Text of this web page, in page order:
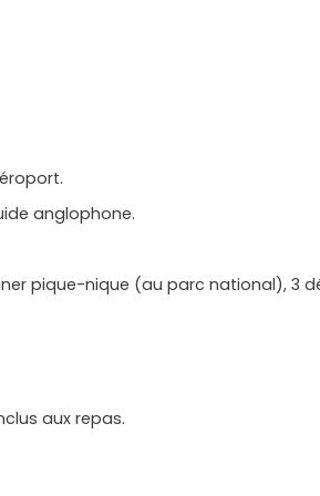
anglophone.
pique-nique (au parc national), 3
aux repas.